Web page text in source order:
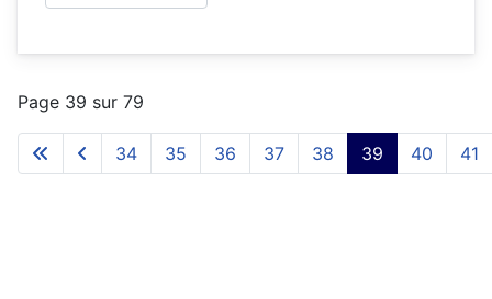
Page 39 sur 79
34 35 36 37 38 39 40 41